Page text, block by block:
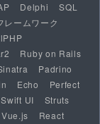
Delphi
SQL
レームワーク
Ruby on Rails
Padrino
Echo
Perfect
Swift UI
Struts
Vue.js
React